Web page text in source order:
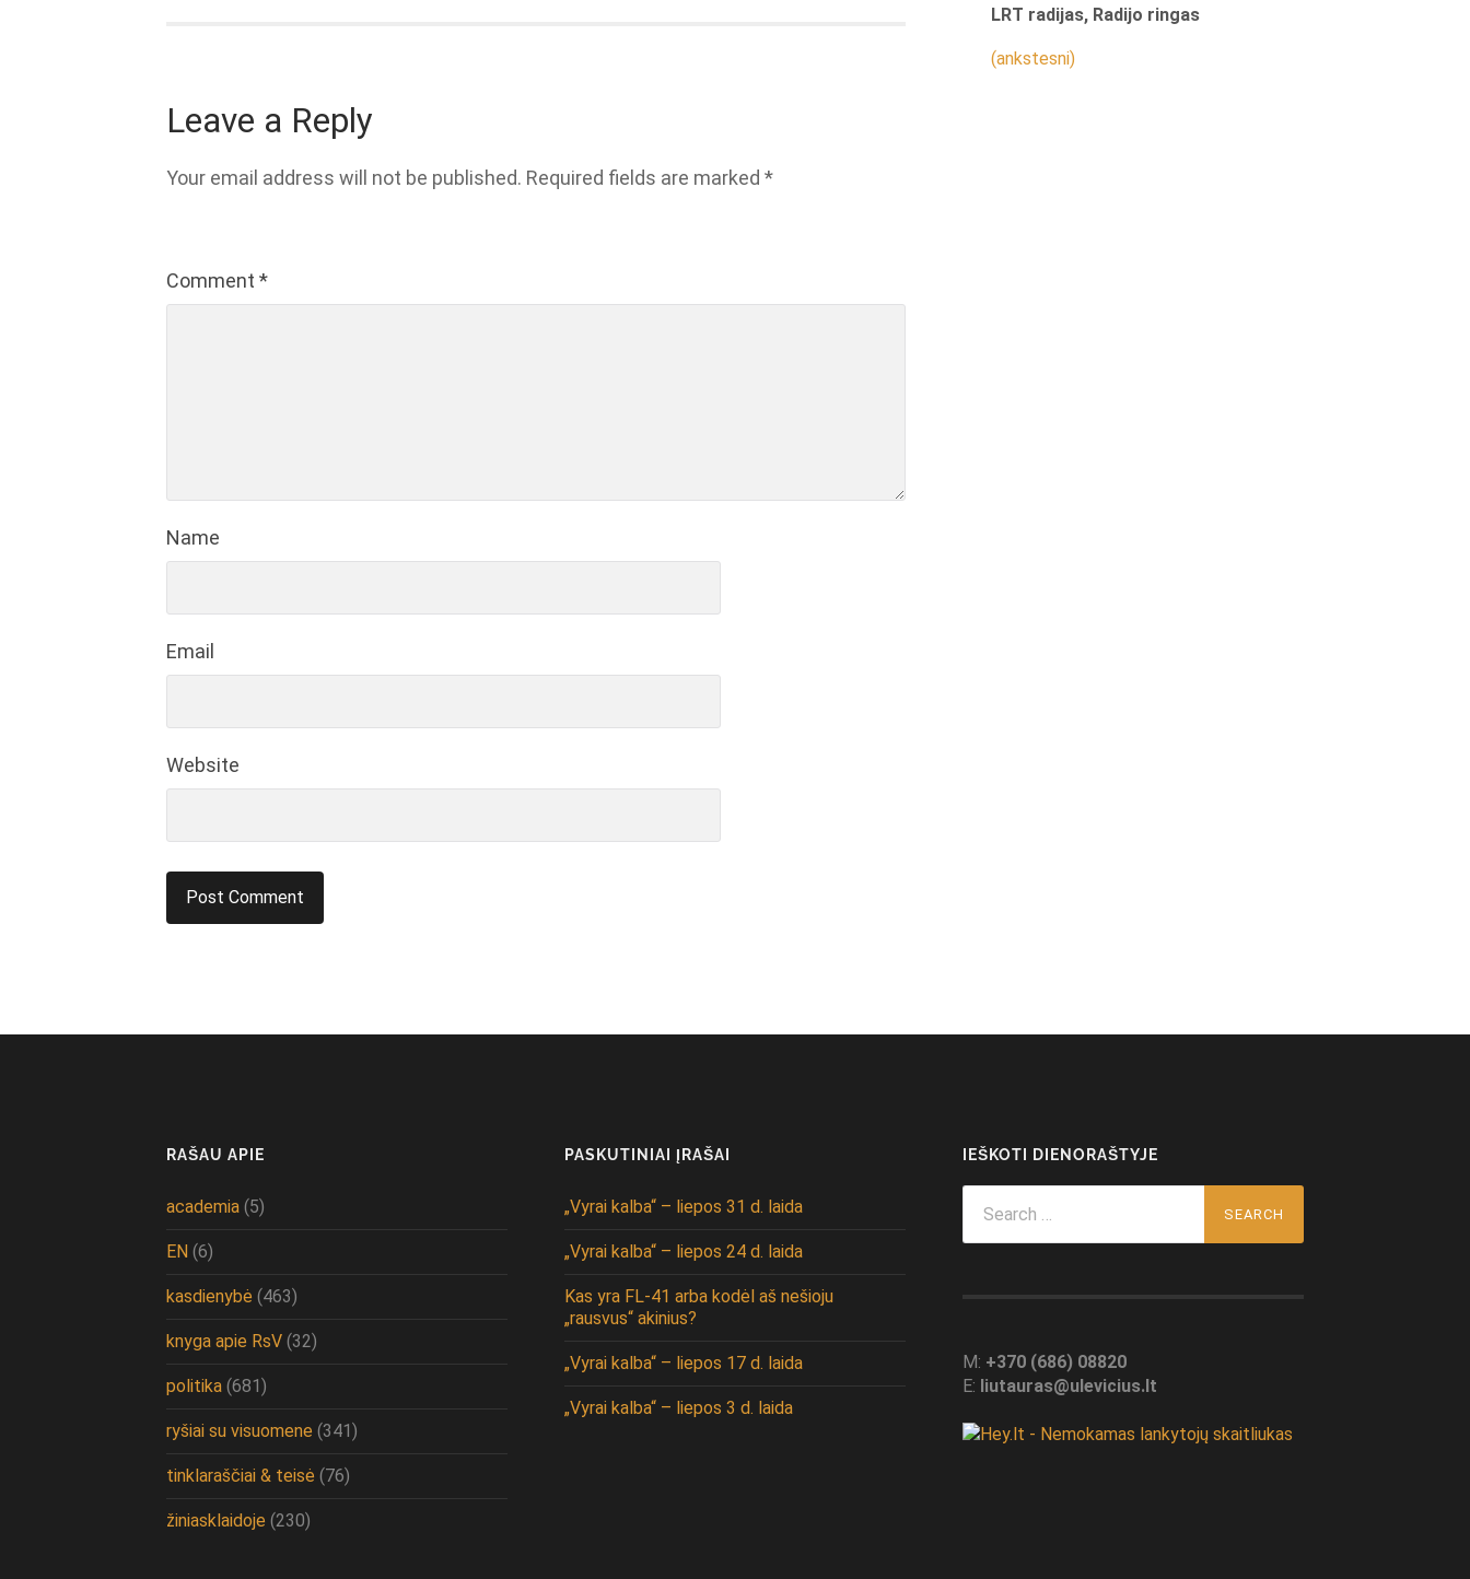
Leave a Reply
Your email address will not be published. Required fields are marked *
Comment *
Name
Email
Website
LRT radijas, Radijo ringas
(ankstesni)
RAŠAU APIE
academia (5)
EN (6)
kasdienybė (463)
knyga apie RsV (32)
politika (681)
ryšiai su visuomene (341)
tinklaraščiai & teisė (76)
žiniasklaidoje (230)
PASKUTINIAI ĮRAŠAI
„Vyrai kalba“ – liepos 31 d. laida
„Vyrai kalba“ – liepos 24 d. laida
Kas yra FL-41 arba kodėl aš nešioju
„rausvus“ akinius?
„Vyrai kalba“ – liepos 17 d. laida
„Vyrai kalba“ – liepos 3 d. laida
IEŠKOTI DIENORAŠTYJE
for:
M: +370 (686) 08820
E: liutauras@ulevicius.lt